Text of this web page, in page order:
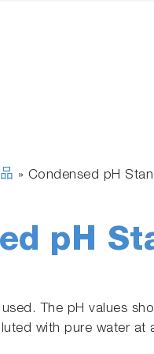
» Condensed pH
pH
The pH values
with pure water at